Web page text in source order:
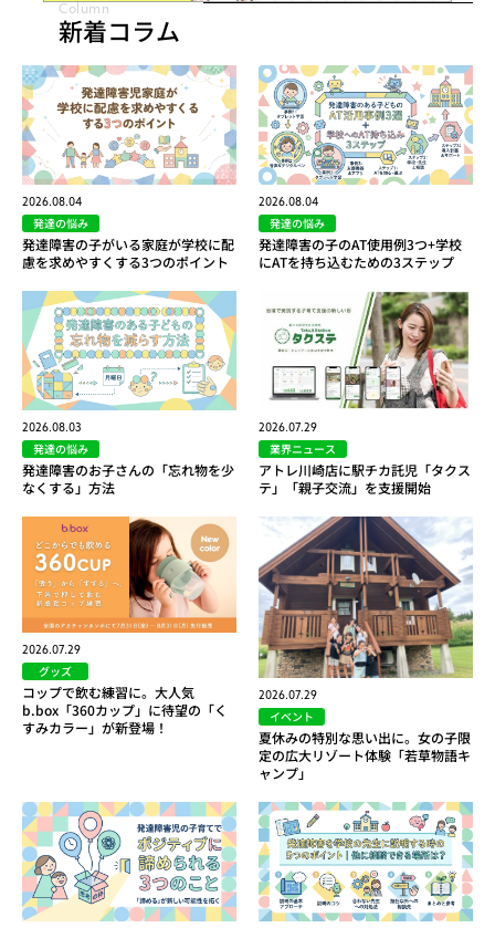
Column
新着コラム
2026.08.04
発達の悩み
発達障害の子がいる家庭が学校に配
慮を求めやすくする3つのポイント
2026.08.04
発達の悩み
発達障害の子のAT使用例3つ+学校
にATを持ち込むための3ステップ
2026.08.03
発達の悩み
発達障害のお子さんの「忘れ物を少
なくする」方法
2026.07.29
業界ニュース
アトレ川崎店に駅チカ託児「タクス
テ」「親子交流」を支援開始
2026.07.29
グッズ
コップで飲む練習に。大人気
b.box「360カップ」に待望の「く
すみカラー」が新登場！
2026.07.29
イベント
夏休みの特別な思い出に。女の子限
定の広大リゾート体験「若草物語キ
ャンプ」